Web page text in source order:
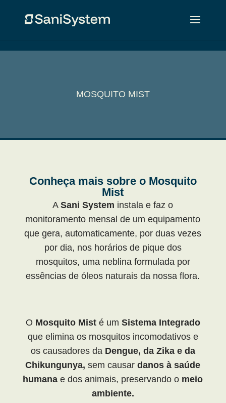
MOSQUITO MIST
Conheça mais sobre o Mosquito
Mist
ASani System instala e faz o
monitoramento mensal de um equipamento
que gera, automaticamente, por duas vezes
por dia, nos horários de pique dos
mosquitos, uma neblina formulada por
essências de óleos naturais da nossa flora.
O Mosquito Misté um Sistema Integrado
que elimina os mosquitos incomodativos e
os causadores da Dengue, da Zika e da
Chikungunya, sem causardanos à saúde
humana e dos animais, preservando o meio
ambiente.